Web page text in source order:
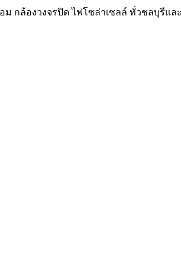
ล้องวงจรปิด ไฟโซล่าเซลล์ ทั่วชลบุรีและใ